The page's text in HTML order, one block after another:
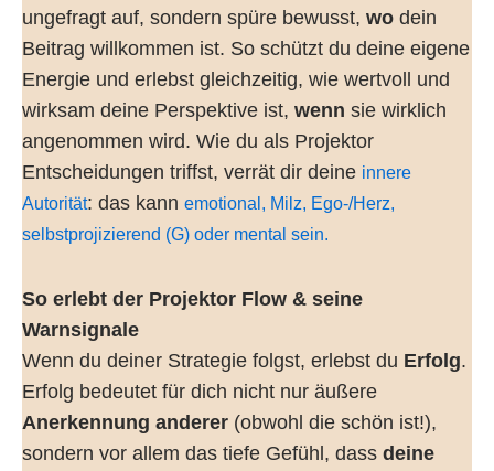
ungefragt auf, sondern spüre bewusst, wo dein
Beitrag willkommen ist. So schützt du deine eigene
Energie und erlebst gleichzeitig, wie wertvoll und
wirksam deine Perspektive ist, wenn sie wirklich
angenommen wird. Wie du als Projektor
Entscheidungen triffst, verrät dir deine innere
Autorität: das kann emotional, Milz, Ego-/Herz,
selbstprojizierend (G) oder mental sein.
So erlebt der Projektor Flow & seine
Warnsignale
Wenn du deiner Strategie folgst, erlebst du Erfolg.
Erfolg bedeutet für dich nicht nur äußere
Anerkennung anderer (obwohl die schön ist!),
sondern vor allem das tiefe Gefühl, dass deine